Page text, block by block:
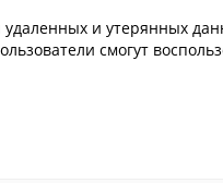
и утерянных
смогут